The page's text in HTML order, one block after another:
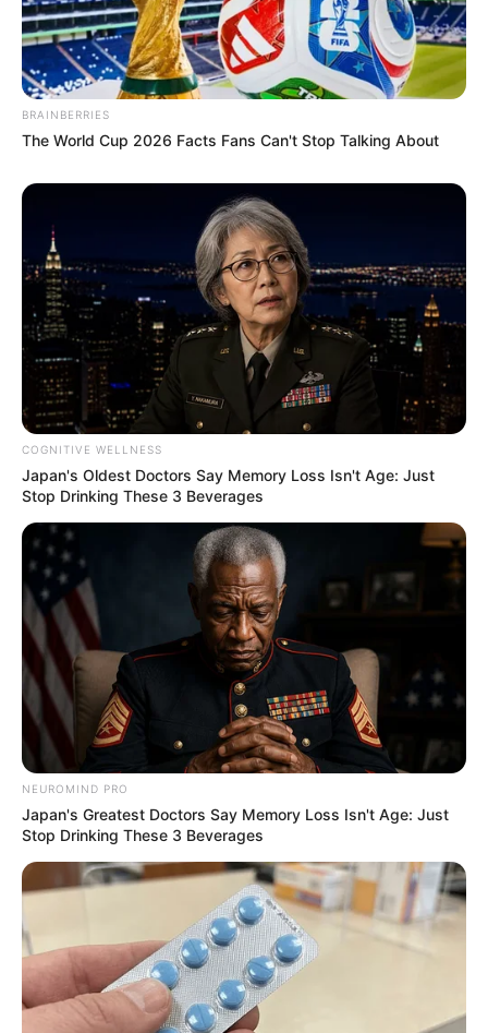
BRAINBERRIES
The World Cup 2026 Facts Fans Can't Stop Talking About
COGNITIVE WELLNESS
Japan's Oldest Doctors Say Memory Loss Isn't Age: Just
Stop Drinking These 3 Beverages
NEUROMIND PRO
Japan's Greatest Doctors Say Memory Loss Isn't Age: Just
Stop Drinking These 3 Beverages